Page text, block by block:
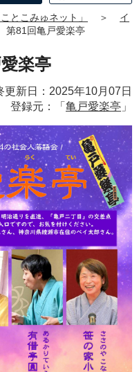
とこみゅネット」 ＞
イ
第81回亀戸愛楽亭
楽亭
新日：2025年10月07日
登録元：「 亀戸愛楽亭 」